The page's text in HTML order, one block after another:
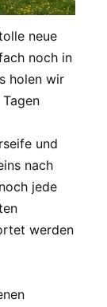
neue
noch in
holen wir
und
nach
jede
werden